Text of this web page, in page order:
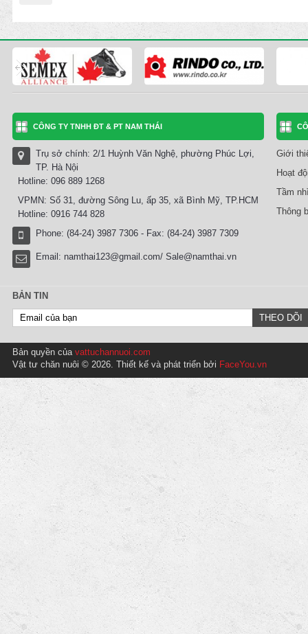
CÔNG TY TNHH ĐT & PT NAM THÁI
Trụ sở chính: 2/1 Huỳnh Văn Nghệ, phường Phúc Lợi,
TP. Hà Nội
Hotline: 096 889 1268
VPMN: Số 31, đường Sông Lu, ấp 35, xã Bình Mỹ, TP.HCM
Hotline: 0916 744 828
Phone: (84-24) 3987 7306 - Fax: (84-24) 3987 7309
Email: namthai123@gmail.com/ Sale@namthai.vn
Giới
Hoạt
Tầm
Thông
BẢN TIN
Bản quyền của vattuchannuoi.com
Vật tư chăn nuôi © 2026. Thiết kế và phát triển bởi FaceYou.vn